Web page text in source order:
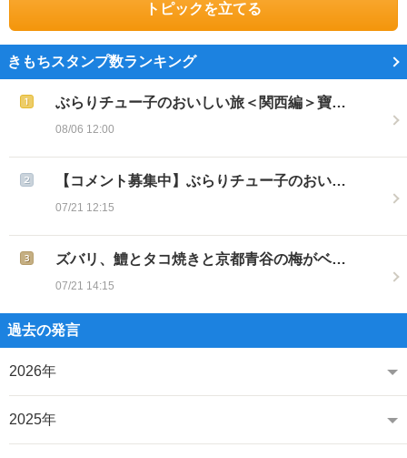
トピックを立てる
きもちスタンプ数ランキング
ぶらりチュー子のおいしい旅＜関西編＞寶…
08/06 12:00
【コメント募集中】ぶらりチュー子のおい…
07/21 12:15
ズバリ、鱧とタコ焼きと京都青谷の梅がベ…
07/21 14:15
過去の発言
2026年
2025年